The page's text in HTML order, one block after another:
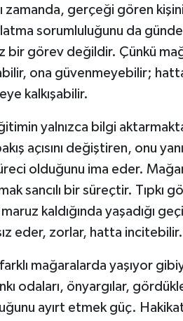
zamanda, gerçeği gören
sorumluluğunu da
bir görev değildir. Çünkü
ona güvenmeyebilir;
kalkışabilir.
yalnızca bilgi
açısını değiştiren, onu
olduğunu ima eder.
sancılı bir süreçtir. Tıpkı
maruz kaldığında yaşadığı
eder, zorlar, hatta incitebilir.
farklı mağaralarda yaşıyor
odaları, önyargılar,
ayırt etmek güç.